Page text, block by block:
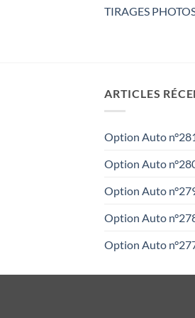
TIRAGES
ARTICLES
Option Auto
Option Auto
Option Auto
Option Auto
Option Auto